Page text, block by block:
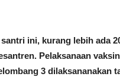
ini, kurang lebih ada
Pelaksanaan
3 dilaksananakan